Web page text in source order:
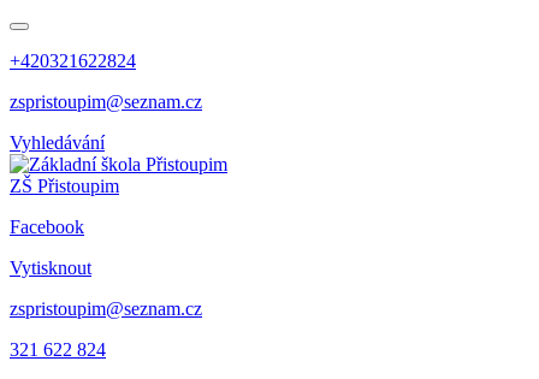
+420321622824
zspristoupim@seznam.cz
Vyhledávání
ZŠ Přistoupim
Facebook
Vytisknout
zspristoupim@seznam.cz
321 622 824